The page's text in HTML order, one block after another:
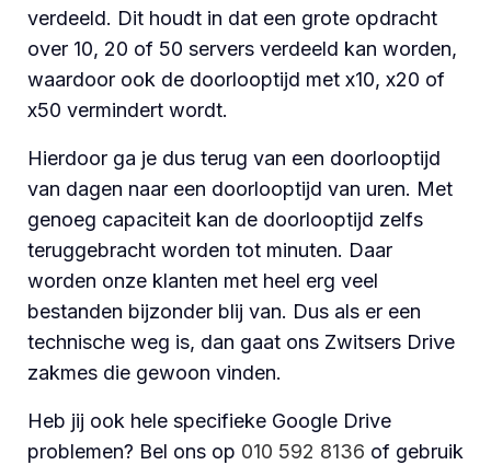
verdeeld. Dit houdt in dat een grote opdracht
over 10, 20 of 50 servers verdeeld kan worden,
waardoor ook de doorlooptijd met x10, x20 of
x50 vermindert wordt.
Hierdoor ga je dus terug van een doorlooptijd
van dagen naar een doorlooptijd van uren. Met
genoeg capaciteit kan de doorlooptijd zelfs
teruggebracht worden tot minuten. Daar
worden onze klanten met heel erg veel
bestanden bijzonder blij van. Dus als er een
technische weg is, dan gaat ons Zwitsers Drive
zakmes die gewoon vinden.
Heb jij ook hele specifieke Google Drive
problemen? Bel ons op 010 592 8136 of gebruik